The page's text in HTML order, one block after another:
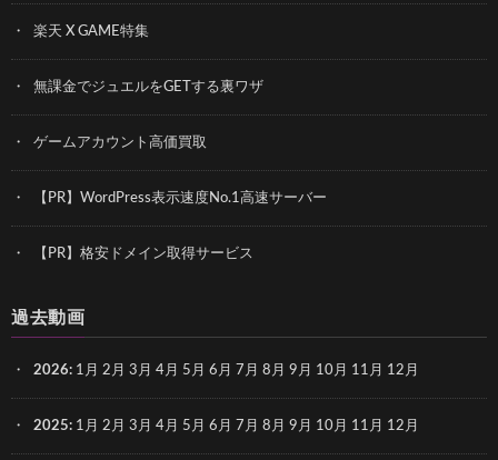
楽天 X GAME特集
無課金でジュエルをGETする裏ワザ
ゲームアカウント高価買取
【PR】WordPress表示速度No.1高速サーバー
【PR】格安ドメイン取得サービス
過去動画
2026: 1月 2月 3月 4月 5月 6月 7月 8月 9月 10月 11月 12月
2025: 1月 2月 3月 4月 5月 6月 7月 8月 9月 10月 11月 12月